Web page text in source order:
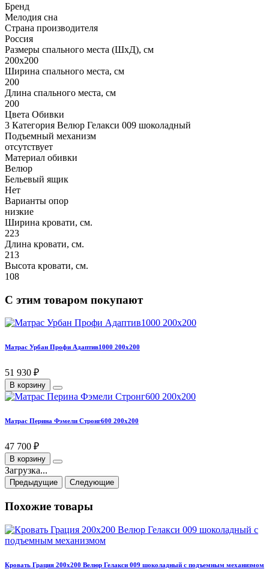
Бренд
Мелодия сна
Страна производителя
Россия
Размеры спального места (ШхД), см
200х200
Ширина спального места, см
200
Длина спального места, см
200
Цвета Обивки
3 Категория Велюр Гелакси 009 шоколадный
Подъемный механизм
отсутствует
Материал обивки
Велюр
Бельевый ящик
Нет
Варианты опор
низкие
Ширина кровати, см.
223
Длина кровати, см.
213
Высота кровати, см.
108
С этим товаром покупают
Матрас Урбан Профи Адаптив1000 200х200
51 930 ₽
В корзину
Матрас Перина Фэмели Стронг600 200х200
47 700 ₽
В корзину
Загрузка...
Предыдущие Следующие
Похожие товары
Кровать Грация 200х200 Велюр Гелакси 009 шоколадный с подъемным механизмом